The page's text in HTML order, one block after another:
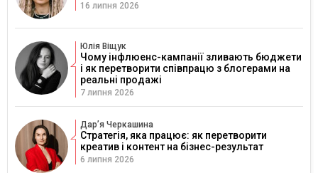
16 липня 2026
Юлія Віщук
Чому інфлюенс-кампанії зливають бюджети
і як перетворити співпрацю з блогерами на
реальні продажі
7 липня 2026
Дарʼя Черкашина
Стратегія, яка працює: як перетворити
креатив і контент на бізнес-результат
6 липня 2026